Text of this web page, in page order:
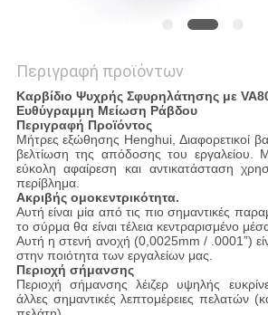
Περιγραφή προϊόντων
Καρβίδιο Ψυχρής Σφυρηλάτησης με
Ευθύγραμμη Μείωση Ράβδου
Περιγραφή Προϊόντος
Μήτρες εξώθησης Henghui, Διαφορετικοί
βελτίωση της απόδοσης του εργαλείου.
εύκολη αφαίρεση και αντικατάσταση
περίβλημα.
Ακριβής ομοκεντρικότητα.
Αυτή είναι μία από τις πιο σημαντικές
το σύρμα θα είναι τέλεια κεντραρισμένο
Αυτή η στενή ανοχή (0,0025mm / .0001”)
στην ποιότητα των εργαλείων μας.
Περιοχή σήμανσης
Περιοχή σήμανσης λέιζερ υψηλής
άλλες σημαντικές λεπτομέρειες πελατών